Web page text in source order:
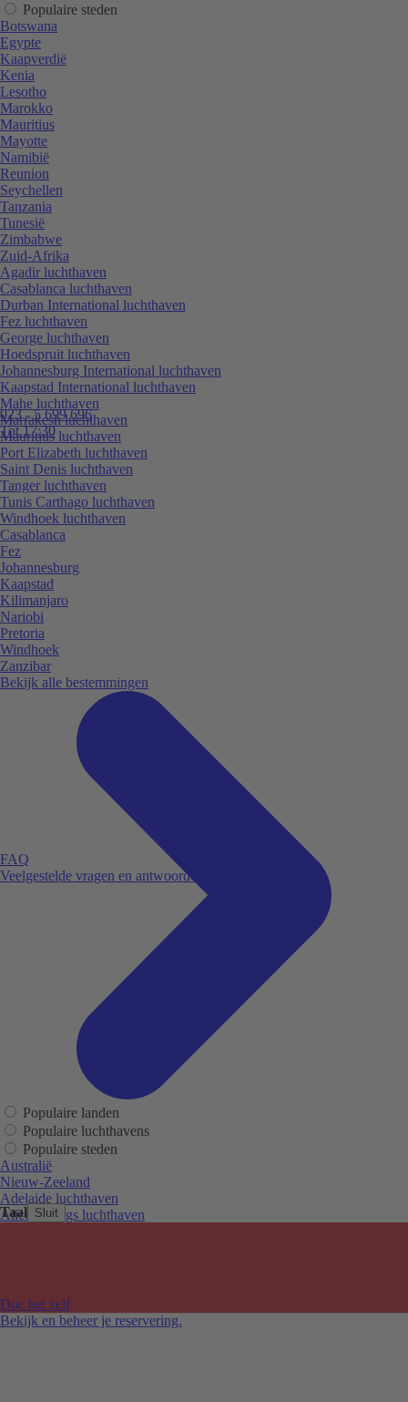
Taal Sluit
023 - 5 699 696
Tot 17:30
FAQ
Veelgestelde vragen en antwoorden.
Doe het zelf
Bekijk en beheer je reservering.
Populaire steden
Botswana
Egypte
Kaapverdië
Kenia
Lesotho
Marokko
Mauritius
Mayotte
Namibië
Reunion
Seychellen
Tanzania
Tunesië
Zimbabwe
Zuid-Afrika
Agadir luchthaven
Casablanca luchthaven
Durban International luchthaven
Fez luchthaven
George luchthaven
Hoedspruit luchthaven
Johannesburg International luchthaven
Kaapstad International luchthaven
Mahe luchthaven
Marrakesh luchthaven
Mauritius luchthaven
Port Elizabeth luchthaven
Saint Denis luchthaven
Tanger luchthaven
Tunis Carthago luchthaven
Windhoek luchthaven
Casablanca
Fez
Johannesburg
Kaapstad
Kilimanjaro
Nariobi
Pretoria
Windhoek
Zanzibar
Bekijk alle bestemmingen
Populaire landen
Populaire luchthavens
Populaire steden
Australië
Nieuw-Zeeland
Adelaide luchthaven
Alice Springs luchthaven
Melbourne Tullamarine luchthaven
Perth luchthaven
Sydney luchthaven